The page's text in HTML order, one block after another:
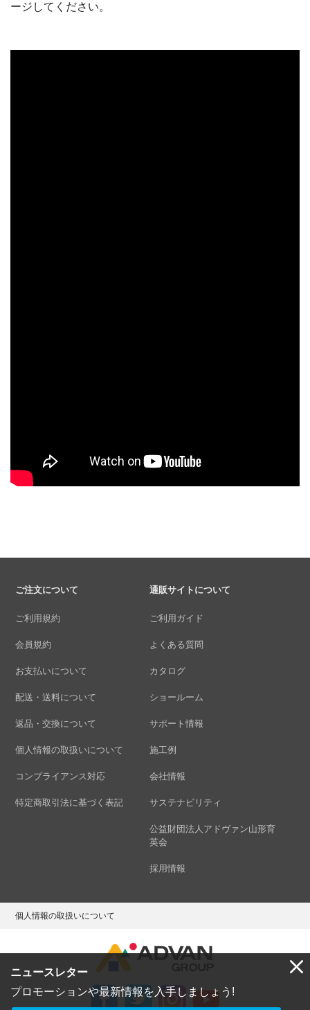
ニュースレター
プロモーションや最新情報を入手しましょう!
ージしてください。
ご注文について
ご利用規約
会員規約
お支払いについて
配送・送料について
返品・交換について
個人情報の取扱いについて
コンプライアンス対応
特定商取引法に基づく表記
通販サイトについて
ご利用ガイド
よくある質問
カタログ
ショールーム
サポート情報
施工例
会社情報
サステナビリティ
公益財団法人アドヴァン山形育
英会
採用情報
個人情報の取扱いについて